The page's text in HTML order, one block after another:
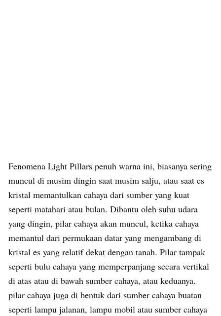
Fenomena Light Pillars penuh warna ini, biasanya sering
muncul di musim dingin saat musim salju, atau saat es
kristal memantulkan cahaya dari sumber yang kuat
seperti matahari atau bulan. Dibantu oleh suhu udara
yang dingin, pilar cahaya akan muncul, ketika cahaya
memantul dari permukaan datar yang mengambang di
kristal es yang relatif dekat dengan tanah. Pilar tampak
seperti bulu cahaya yang memperpanjang secara vertikal
di atas atau di bawah sumber cahaya, atau keduanya.
pilar cahaya juga di bentuk dari sumber cahaya buatan
seperti lampu jalanan, lampu mobil atau sumber cahaya